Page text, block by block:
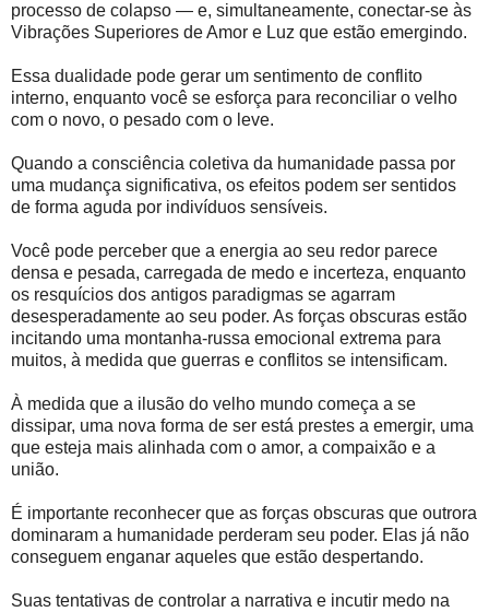
processo de colapso — e, simultaneamente, conectar-se às
Vibrações Superiores de Amor e Luz que estão emergindo.
Essa dualidade pode gerar um sentimento de conflito
interno, enquanto você se esforça para reconciliar o velho
com o novo, o pesado com o leve.
Quando a consciência coletiva da humanidade passa por
uma mudança significativa, os efeitos podem ser sentidos
de forma aguda por indivíduos sensíveis.
Você pode perceber que a energia ao seu redor parece
densa e pesada, carregada de medo e incerteza, enquanto
os resquícios dos antigos paradigmas se agarram
desesperadamente ao seu poder. As forças obscuras estão
incitando uma montanha-russa emocional extrema para
muitos, à medida que guerras e conflitos se intensificam.
À medida que a ilusão do velho mundo começa a se
dissipar, uma nova forma de ser está prestes a emergir, uma
que esteja mais alinhada com o amor, a compaixão e a
união.
É importante reconhecer que as forças obscuras que outrora
dominaram a humanidade perderam seu poder. Elas já não
conseguem enganar aqueles que estão despertando.
Suas tentativas de controlar a narrativa e incutir medo na